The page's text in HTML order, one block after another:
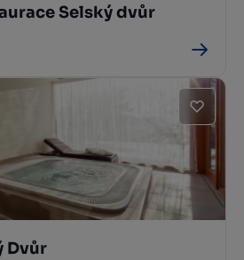
Selský dvůr
Dvůr